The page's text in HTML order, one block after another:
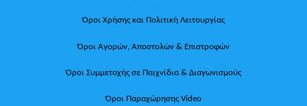
Όροι Χρήσης και Πολιτική Λειτουργίας
Όροι Αγορών, Αποστολών & Επιστροφών
Όροι Συμμετοχής σε Παιχνίδια & Διαγωνισμούς
Όροι Παραχώρησης Video